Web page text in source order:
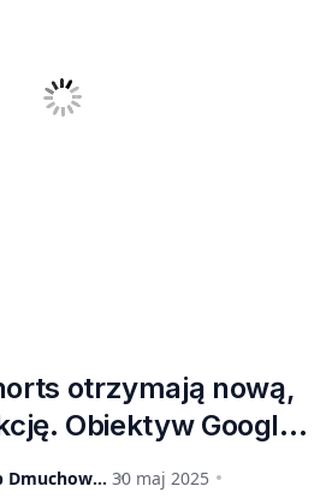
otrzymają nową,
Obiektyw Google
do gry
Jakub Dmuchowski 30 maj 2025